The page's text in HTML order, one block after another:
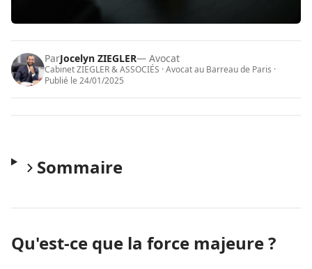
ParJocelyn ZIEGLER— Avocat
Cabinet ZIEGLER & ASSOCIÉS · Avocat au Barreau de Paris ·
Publié le 24/01/2025
Sommaire
Qu'est-ce que la force majeure ?